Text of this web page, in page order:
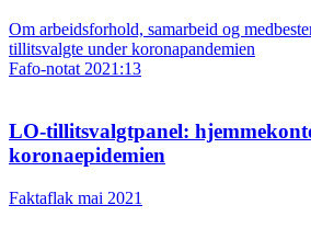
Om arbeidsforhold, samarbeid og
tillitsvalgte under koronapandemien
Fafo-notat 2021:13
LO-tillitsvalgtpanel:
koronaepidemien
Faktaflak mai 2021